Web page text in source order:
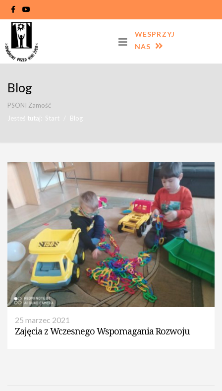
WESPRZYJ
NAS
Blog
PSONI Zamość
Jesteś tutaj: Start Blog
25 marzec 2021
Zajęcia z Wczesnego Wspomagania Rozwoju